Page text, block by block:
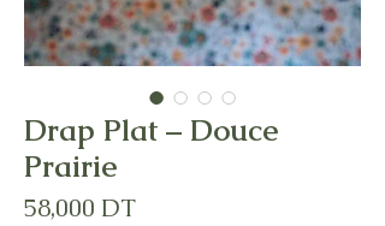
Drap Plat – Douce
Prairie
58,000 DTPrix